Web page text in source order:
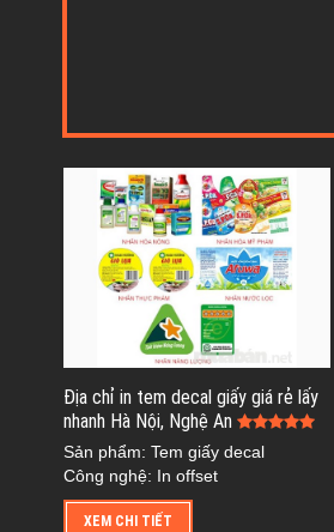
Địa chỉ in tem decal giấy giá rẻ lấy
nhanh Hà Nội, Nghệ An
Sản phẩm: Tem giấy decal
Công nghệ: In offset
XEM CHI TIẾT